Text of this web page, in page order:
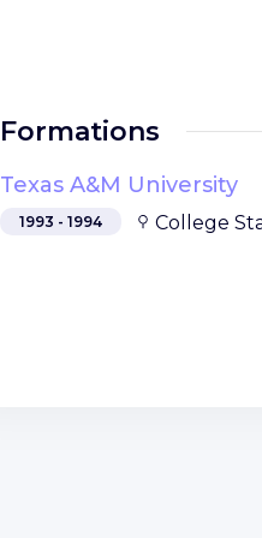
Formations
Texas A&M University
1993 - 1994 College